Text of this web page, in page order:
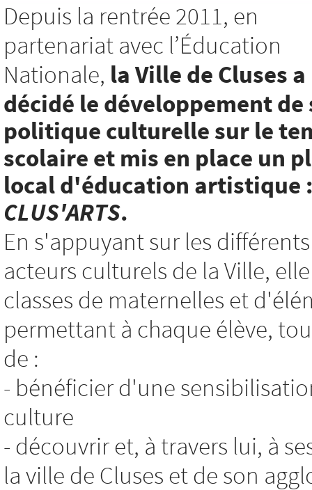
Depuis la rentrée 2011, en
partenariat avec l’Éducation
Nationale, la Ville de Cluses a
décidé le développement de
politique culturelle sur le
scolaire et mis en place un
local d'éducation artistique
CLUS'ARTS.
En s'appuyant sur les différents
acteurs culturels de la Ville,
classes de maternelles et
permettant à chaque élève,
de :
- bénéficier d'une
culture
- découvrir et, à travers lui, à
la ville de Cluses et de son